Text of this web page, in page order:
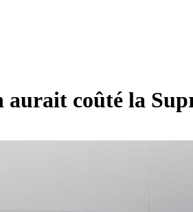
aurait coûté la